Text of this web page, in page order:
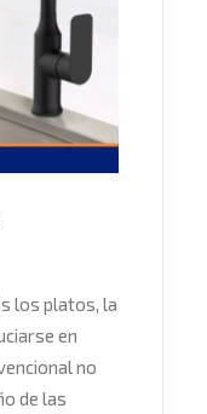
los platos, la
en
no
de las